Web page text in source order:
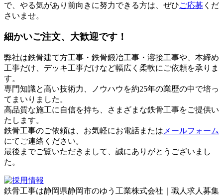
で、やる気があり前向きに努力できる方は、ぜひご応募 くだ
さいませ。
細かいご注文、大歓迎です！
弊社は鉄骨建て方工事・鉄骨鍛冶工事・溶接工事や、本締め
工事だけ、デッキ工事だけなど幅広く柔軟にご依頼を承りま
す。
専門知識と高い技術力、ノウハウを約25年の業歴の中で培っ
てまいりました。
高品質な施工に自信を持ち、さまざまな鉄骨工事をご提供い
たします。
鉄骨工事のご依頼は、お気軽にお電話または メールフォーム
にてご連絡ください。
最後までご覧いただきまして、誠にありがとうございまし
た。
鉄骨工事は静岡県静岡市のゆう工業株式会社｜職人求人募集